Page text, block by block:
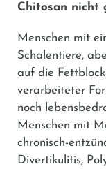
Chitosan nicht
Menschen mit
Schalentiere,
auf die
verarbeiteter
noch
Menschen mit
chronisch-
Divertikulitis,